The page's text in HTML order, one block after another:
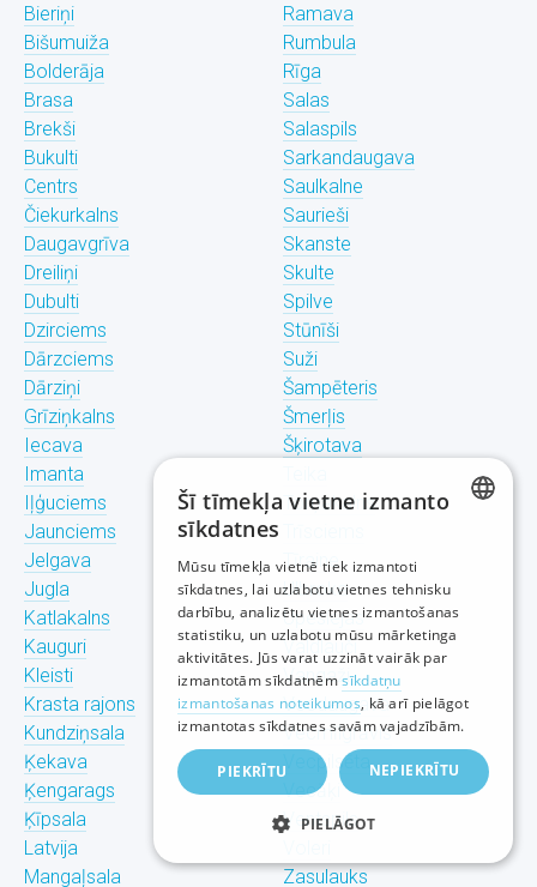
Bieriņi
Bišumuiža
Bolderāja
Brasa
Brekši
Bukulti
Centrs
Čiekurkalns
Daugavgrīva
Dreiliņi
Dubulti
Dzirciems
Dārzciems
Dārziņi
Grīziņkalns
Iecava
Imanta
Iļģuciems
Jaunciems
Jelgava
Jugla
Katlakalns
Kauguri
Kleisti
Krasta rajons
Kundziņsala
Ķekava
Ķengarags
Ķīpsala
Latvija
Mangaļsala
Ramava
Rumbula
Rīga
Salas
Salaspils
Sarkandaugava
Saulkalne
Saurieši
Skanste
Skulte
Spilve
Stūnīši
Suži
Šampēteris
Šmerļis
Šķirotava
Torņakalns
Tīraine
Ulbroka
Upeslejas
Valdlauči
Vangaži
Vecdaugava
Vecmīlgrāvis
Vecpilsēta
Vecāķi
Ventspils
Zasulauks
RUSSIAN
ENGLISH
Šī tīmekļa vietne izmanto
sīkdatnes
Mūsu tīmekļa vietnē tiek izmantoti
sīkdatnes, lai uzlabotu vietnes tehnisku
darbību, analizētu vietnes izmantošanas
statistiku, un uzlabotu mūsu mārketinga
aktivitātes. Jūs varat uzzināt vairāk par
izmantotām sīkdatnēmsīkdatņu
izmantošanas noteikumos, kā arī pielāgot
izmantotas sīkdatnes savām vajadzībām.
PIEKRĪTU NEPIEKRĪTU
PIELĀGOT